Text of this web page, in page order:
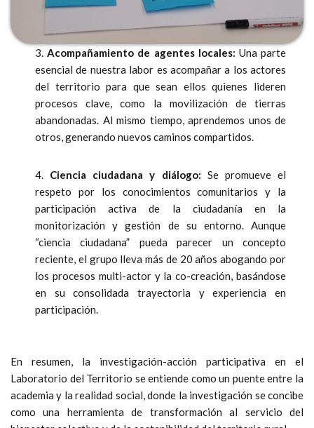
3.Acompañamiento de agentes locales: Una parte
esencial de nuestra labor es acompañar a los actores
del territorio para que sean ellos quienes lideren
procesos clave, como la movilización de tierras
abandonadas. Al mismo tiempo, aprendemos unos de
otros, generando nuevos caminos compartidos.
4. Ciencia ciudadana y diálogo: Se promueve el
respeto por los conocimientos comunitarios y la
participación activa de la ciudadanía en la
monitorización y gestión de su entorno. Aunque
“ciencia ciudadana” pueda parecer un concepto
reciente, el grupo lleva más de 20 años abogando por
los procesos multi-actor y la co-creación, basándose
en su consolidada trayectoria y experiencia en
participación.
En resumen, la investigación-acción participativa en el
Laboratorio del Territorio se entiende como un puente entre la
academia y la realidad social, donde la investigación se concibe
como una herramienta de transformación al servicio del